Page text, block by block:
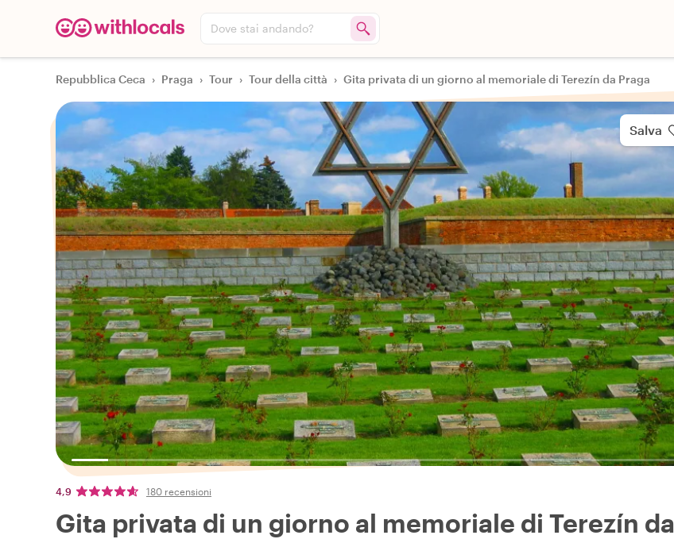
Dove stai andando?
Repubblica Ceca › Praga › Tour › Tour della città › Gita privata di un giorno al memoriale di Terezín da Praga
Salva
4,9 180 recensioni
Gita privata di un giorno al memoriale di Terezín da